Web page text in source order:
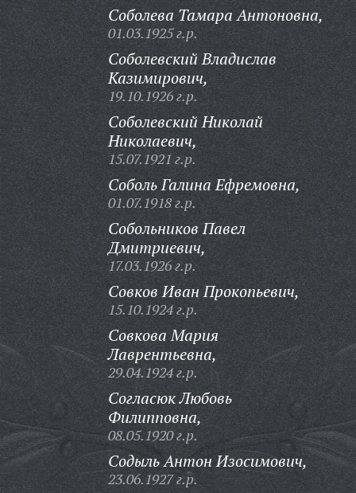
Соболева Тамара Антоновна,
01.03.1925 г.р.
Соболевский Владислав
Казимирович,
19.10.1926 г.р.
Соболевский Николай
Николаевич,
15.07.1921 г.р.
Соболь Галина Ефремовна,
01.07.1918 г.р.
Собольников Павел
Дмитриевич,
17.03.1926 г.р.
Совков Иван Прокопьевич,
15.10.1924 г.р.
Совкова Мария
Лаврентьевна,
29.04.1924 г.р.
Согласюк Любовь
Филипповна,
08.05.1920 г.р.
Содыль Антон Изосимович,
23.06.1927 г.р.